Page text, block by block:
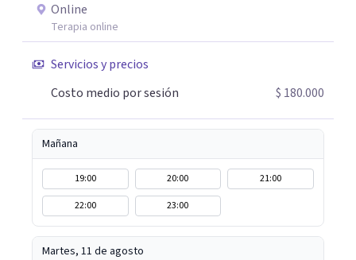
maneras de afrontar aquello que hoy te genera malestar.
Atiendo presencial en Bogotá y también terapia online,
adaptándome a tus necesidades. Si sientes que es
comprender mejor lo que estás viviendo, estaré
encantada de acompañarte en este camino hacia tu
bienestar emocional.
Online
Terapia online
Servicios y precios
Costo medio por sesión
$ 180.000
Mañana
19:00 20:00
21:00
22:00
23:00
Martes, 11 de agosto